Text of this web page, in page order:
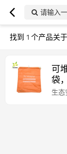
请输入
找到 1 个产品关于
可
袋
物
生态